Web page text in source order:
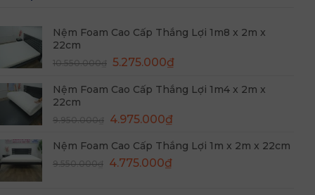
Nệm Foam Cao Cấp Thắng Lợi 1m8 x 2m x
22cm
10.550.000₫ Giá
là:
5.275.000₫Giá
tại
Nệm Foam Cao Cấp Thắng Lợi 1m4 x 2m x
22cm
9.950.000₫ Giá
là:
9.950.000₫.
4.975.000₫Giá
tại
là:
Nệm Foam Cao Cấp Thắng Lợi 1m x 2m x 22cm
9.550.000₫ Giá
4.775.000₫Giá